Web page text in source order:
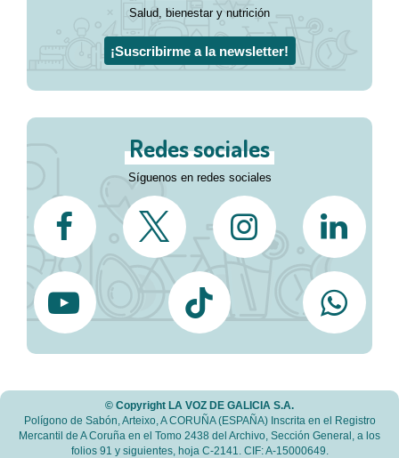
Salud, bienestar y nutrición
¡Suscribirme a la newsletter!
Redes sociales
Síguenos en redes sociales
© Copyright LA VOZ DE GALICIA S.A.
Polígono de Sabón, Arteixo, A CORUÑA (ESPAÑA) Inscrita en el Registro
Mercantil de A Coruña en el Tomo 2438 del Archivo, Sección General, a los
folios 91 y siguientes, hoja C-2141. CIF: A-15000649.